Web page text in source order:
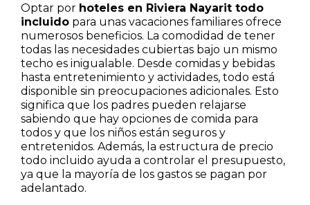
Optar por hoteles en Riviera Nayarit todo
incluido para unas vacaciones familiares ofrece
numerosos beneficios. La comodidad de tener
todas las necesidades cubiertas bajo un mismo
techo es inigualable. Desde comidas y bebidas
hasta entretenimiento y actividades, todo está
disponible sin preocupaciones adicionales. Esto
significa que los padres pueden relajarse
sabiendo que hay opciones de comida para
todos y que los niños están seguros y
entretenidos. Además, la estructura de precio
todo incluido ayuda a controlar el presupuesto,
ya que la mayoría de los gastos se pagan por
adelantado.